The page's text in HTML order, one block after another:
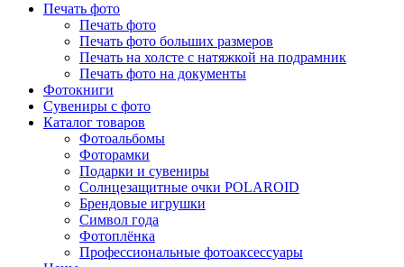
Печать фото
Печать фото
Печать фото больших размеров
Печать на холсте с натяжкой на подрамник
Печать фото на документы
Фотокниги
Сувениры с фото
Каталог товаров
Фотоальбомы
Фоторамки
Подарки и сувениры
Солнцезащитные очки POLAROID
Брендовые игрушки
Символ года
Фотоплёнка
Профессиональные фотоаксессуары